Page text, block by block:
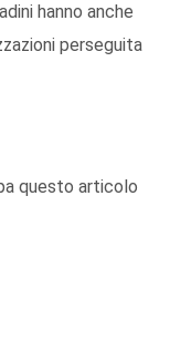
hanno anche
perseguita
questo articolo